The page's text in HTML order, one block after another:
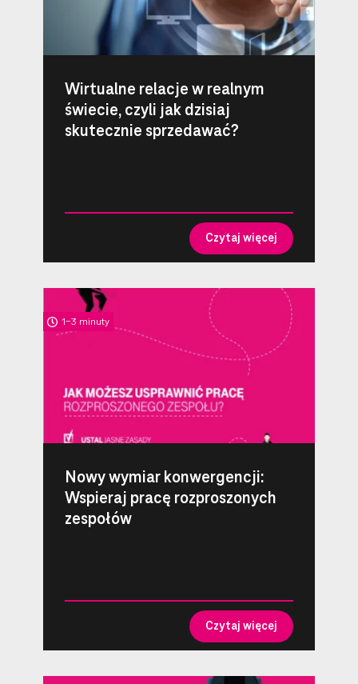
Wirtualne relacje w realnym
świecie, czyli jak dzisiaj
skutecznie sprzedawać?
Czytaj więcej
1-3 minuty
Nowy wymiar konwergencji:
Wspieraj pracę rozproszonych
zespołów
Czytaj więcej